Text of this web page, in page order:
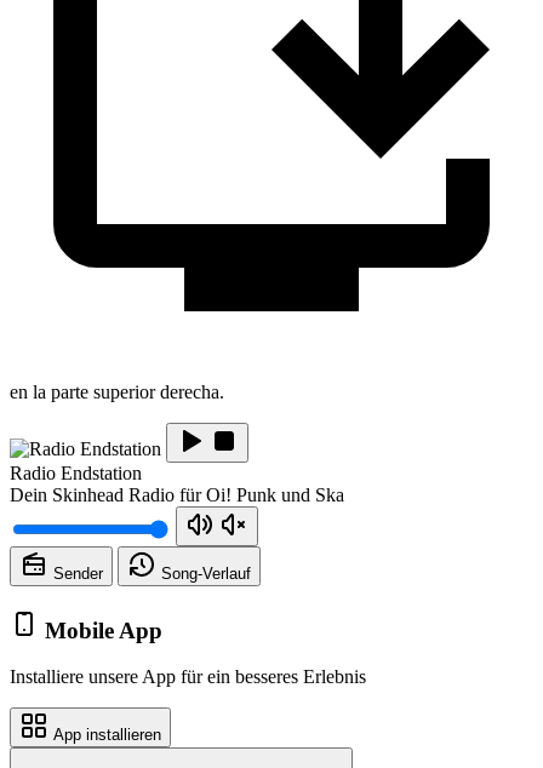
en la parte superior derecha.
Radio Endstation
Dein Skinhead Radio für Oi! Punk und Ska
Sender Song-Verlauf
Mobile App
Installiere unsere App für ein besseres Erlebnis
App installieren